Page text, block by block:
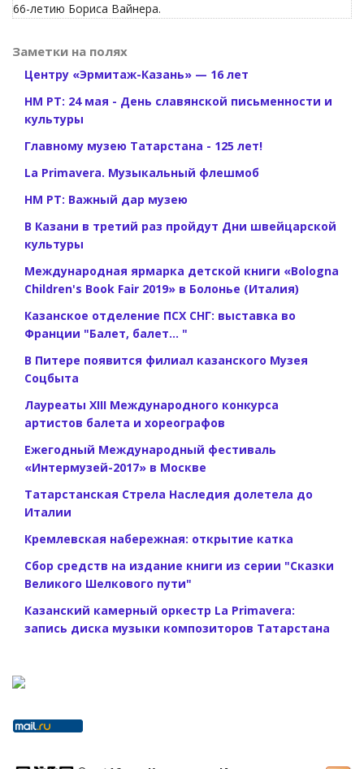
66-летию Бориса Вайнера.
Заметки на полях
Центру «Эрмитаж-Казань» — 16 лет
НМ РТ: 24 мая - День славянской письменности и
культуры
Главному музею Татарстана - 125 лет!
La Primavera. Музыкальный флешмоб
НМ РТ: Важный дар музею
В Казани в третий раз пройдут Дни швейцарской
культуры
Международная ярмарка детской книги «Bologna
Children's Book Fair 2019» в Болонье (Италия)
Казанское отделение ПСХ СНГ: выставка во
Франции "Балет, балет... "
В Питере появится филиал казанского Музея
Соцбыта
Лауреаты XIII Международного конкурса
артистов балета и хореографов
Ежегодный Международный фестиваль
«Интермузей-2017» в Москве
Татарстанская Стрела Наследия долетела до
Италии
Кремлевская набережная: открытие катка
Сбор средств на издание книги из серии "Сказки
Великого Шелкового пути"
Казанский камерный оркестр La Primavera:
запись диска музыки композиторов Татарстана